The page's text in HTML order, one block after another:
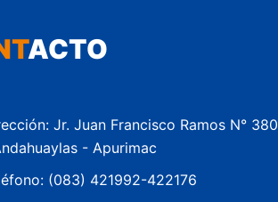
ACTO
Jr. Juan Francisco Ramos N° 380
- Apurimac
(083) 421992-422176